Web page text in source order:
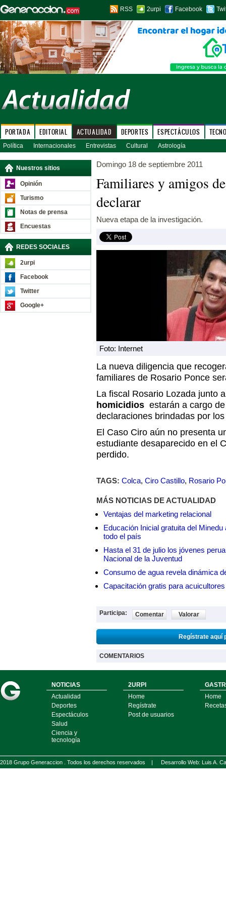
RSS 2urpi Facebook
PORTADA EDITORIAL ACTUALIDAD DEPORTES ESPECTÁCULOS
Política Internacionales Entrevistas Cultural Astrología
Nuestros sitios
Opinión
Turismo
Notas de prensa
Encuestas
REDES SOCIALES
2urpi
Facebook
Twitter
Google+
Domingo 18 de septiembre 2011
Familiares y amigos
declarar
Nueva etapa de la investigación.
Foto: Internet
La nueva diligencia que
familiares de Rosario Ponce
La fiscal Rosario Lozada junto
homicidios estarán a cargo
declaraciones brindadas por
El Caso Ciro aún no presenta
estudiante desaparecido en el
perdido.
TAGS: Colca, Ciro Castillo, Rosario
MÁS NOTICIAS DE ACTUALIDAD
Ventajas del marketing relacional
Educación Inicial gratuita del
todo el país
Hasta el 31 de julio los jóvenes
Nacional de la Juventud
Consumo de agua revela dinámica
Capacitación gratis para
Participa: Comentar Valorar
Regístrate aquí
COMENTARIOS
NOTICIAS
Actualidad
Deportes
Espectáculos
Salud
Ciencia y
tecnología
2URPI
Home
Regístrate
Post de usuarios
Home
2018 Grupo Generaccion . Todos los derechos reservados | Desarrollo Web: Luis